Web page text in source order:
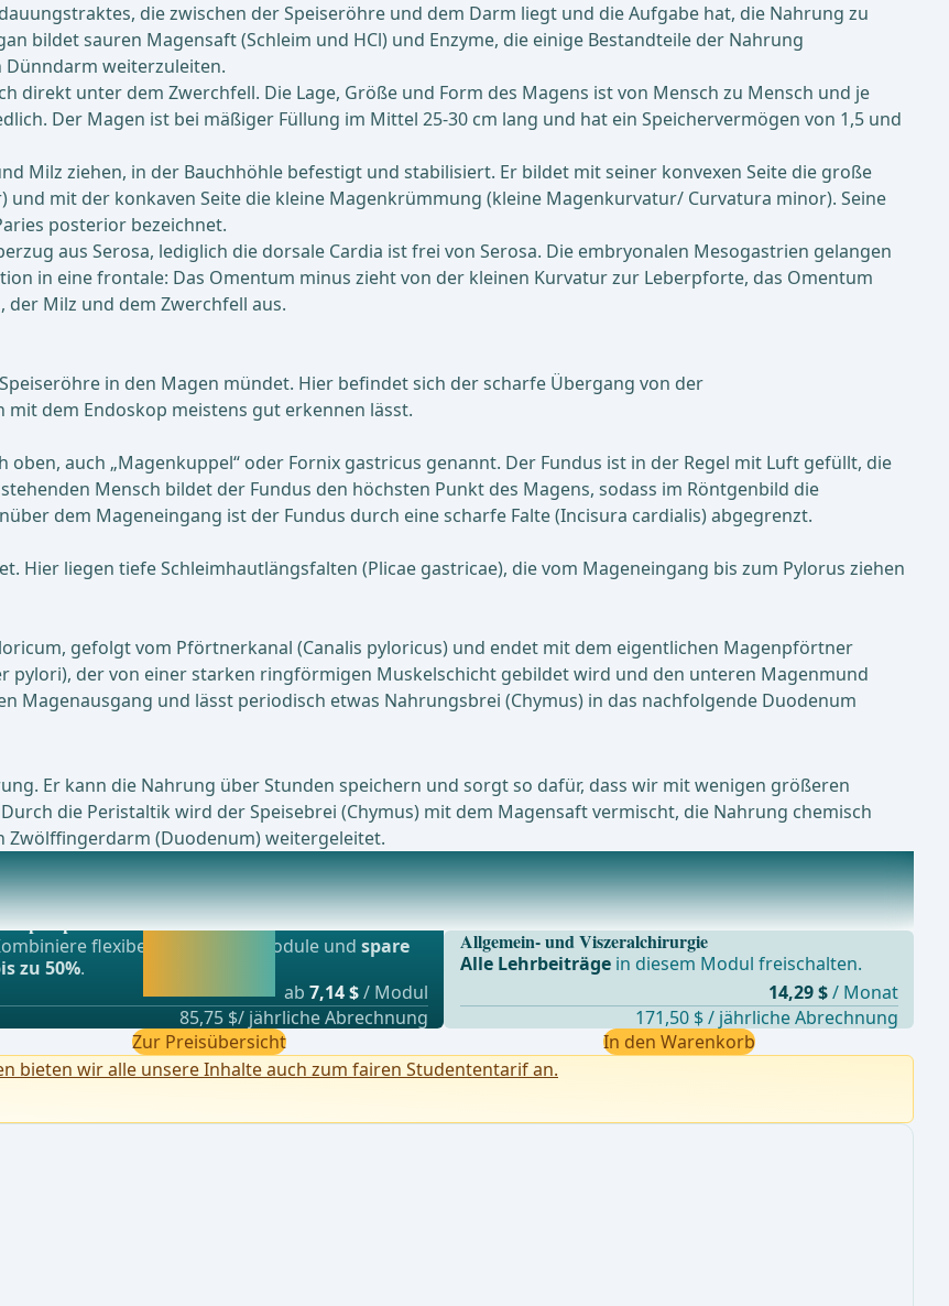
die zwischen der Speiseröhre und dem Darm liegt und die Aufgabe hat, die Nahrung zu
bildet sauren Magensaft (Schleim und HCl) und Enzyme, die einige Bestandteile der Nahrung
Dünndarm weiterzuleiten.
direkt unter dem Zwerchfell. Die Lage, Größe und Form des Magens ist von Mensch zu Mensch und je
Der Magen ist bei mäßiger Füllung im Mittel 25-30 cm lang und hat ein Speichervermögen von 1,5 und
Milz ziehen, in der Bauchhöhle befestigt und stabilisiert. Er bildet mit seiner konvexen Seite die große
mit der konkaven Seite die kleine Magenkrümmung (kleine Magenkurvatur/ Curvatura minor). Seine
posterior bezeichnet.
aus Serosa, lediglich die dorsale Cardia ist frei von Serosa. Die embryonalen Mesogastrien gelangen
in eine frontale: Das Omentum minus zieht von der kleinen Kurvatur zur Leberpforte, das Omentum
Milz und dem Zwerchfell aus.
in den Magen mündet. Hier befindet sich der scharfe Übergang von der
dem Endoskop meistens gut erkennen lässt.
auch „Magenkuppel“ oder Fornix gastricus genannt. Der Fundus ist in der Regel mit Luft gefüllt, die
Mensch bildet der Fundus den höchsten Punkt des Magens, sodass im Röntgenbild die
dem Mageneingang ist der Fundus durch eine scharfe Falte (Incisura cardialis) abgegrenzt.
Hier liegen tiefe Schleimhautlängsfalten (Plicae gastricae), die vom Mageneingang bis zum Pylorus ziehen
gefolgt vom Pförtnerkanal (Canalis pyloricus) und endet mit dem eigentlichen Magenpförtner
pylori), der von einer starken ringförmigen Muskelschicht gebildet wird und den unteren Magenmund
Magenausgang und lässt periodisch etwas Nahrungsbrei (Chymus) in das nachfolgende Duodenum
Er kann die Nahrung über Stunden speichern und sorgt so dafür, dass wir mit wenigen größeren
die Peristaltik wird der Speisebrei (Chymus) mit dem Magensaft vermischt, die Nahrung chemisch
Zwölffingerdarm (Duodenum) weitergeleitet.
superior, an die sich die Pars descende
Angebot
- Sparflex
flexibel unsere Lernmodule undspare
zu 50%.
ab 7,14 $/ Modul
85,75 $/ jährliche Abrechnung
Zur Preisübersicht
Allgemein- und Viszeralchirurgie
Alle Lehrbeiträgein diesem Modul freischalten.
14,29 $ / Monat
171,50 $ / jährliche Abrechnung
In den Warenkorb
bieten wir alle unsere Inhalte auch zum fairen Studententarif an.